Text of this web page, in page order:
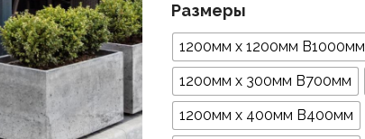
Размеры
1200мм х 1200мм В1000мм
1200мм х 300мм В700мм
1200мм х 400мм В400мм